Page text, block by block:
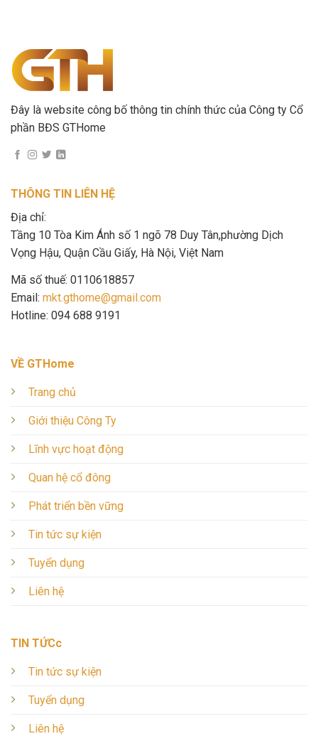
Đây là website công bố thông tin chính thức của Công ty Cổ
phần BĐS GTHome
THÔNG TIN LIÊN HỆ
Địa chỉ:
Tầng 10 Tòa Kim Ánh số 1 ngõ 78 Duy Tân,phường Dịch
Vọng Hậu, Quận Cầu Giấy, Hà Nội, Việt Nam
Mã số thuế: 0110618857
Email: mkt.gthome@gmail.com
Hotline: 094 688 9191
VỀ GTHome
Trang chủ
Giới thiệu Công Ty
Lĩnh vực hoạt động
Quan hệ cổ đông
Phát triển bền vững
Tin tức sự kiện
Tuyển dụng
Liên hệ
TIN TỨCc
Tin tức sự kiện
Tuyển dụng
Liên hệ